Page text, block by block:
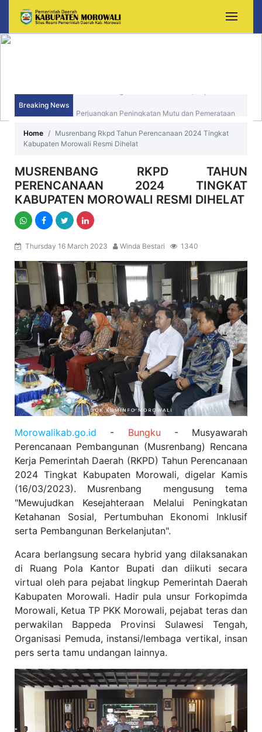
Breaking News
Home
Musrenbang Rkpd Tahun Perencanaan 2024 Tingkat
Kabupaten Morowali Resmi Dihelat
MUSRENBANG RKPD TAHUN
PERENCANAAN 2024 TINGKAT
KABUPATEN MOROWALI RESMI DIHELAT
Thursday 16 March 2023 Winda Bestari 1340
Morowalikab.go.id - Bungku - Musyawarah
Perencanaan Pembangunan (Musrenbang) Rencana
Kerja Pemerintah Daerah (RKPD) Tahun Perencanaan
2024 Tingkat Kabupaten Morowali, digelar Kamis
(16/03/2023). Musrenbang mengusung tema
"Mewujudkan Kesejahteraan Melalui Peningkatan
Ketahanan Sosial, Pertumbuhan Ekonomi Inklusif
serta Pembangunan Berkelanjutan".
Acara berlangsung secara hybrid yang dilaksanakan
di Ruang Pola Kantor Bupati dan diikuti secara
virtual oleh para pejabat lingkup Pemerintah Daerah
Kabupaten Morowali. Hadir pula unsur Forkopimda
Morowali, Ketua TP PKK Morowali, pejabat teras dan
perwakilan Bappeda Provinsi Sulawesi Tengah,
Organisasi Pemuda, instansi/lembaga vertikal, insan
pers serta tamu undangan lainnya.